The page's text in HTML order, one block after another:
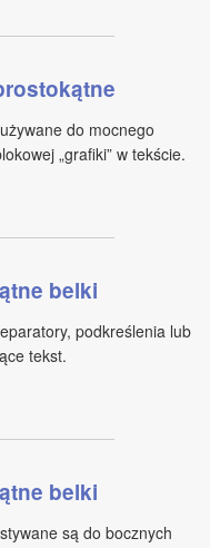
do mocnego
„grafiki” w tekście.
belki
podkreślenia lub
tekst.
belki
są do bocznych